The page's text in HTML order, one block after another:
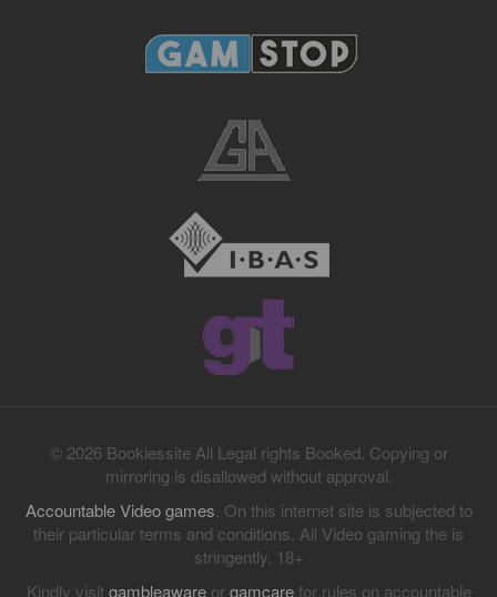
© 2026 Bookiessite All Legal rights Booked. Copying or
mirroring is disallowed without approval.
Accountable Video games . On this internet site is subjected to
their particular terms and conditions. All Video gaming the is
stringently. 18+
Kindly visitgambleawareorgamcarefor rules on accountable